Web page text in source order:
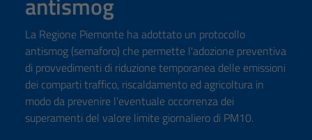
La Regione Piemonte ha adottato un protocollo
antismog (semaforo) che permette l'adozione preventiva
di provvedimenti di riduzione temporanea delle emissioni
dei comparti traffico, riscaldamento ed agricoltura in
modo da prevenire l’eventuale occorrenza dei
superamenti del valore limite giornaliero di PM10.